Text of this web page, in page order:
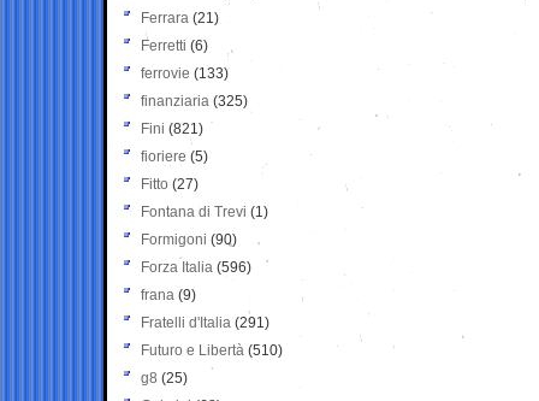
Ferrara (21)
Ferretti (6)
ferrovie (133)
finanziaria (325)
Fini (821)
fioriere (5)
Fitto (27)
Fontana di Trevi (1)
Formigoni (90)
Forza Italia (596)
frana (9)
Fratelli d'Italia (291)
Futuro e Libertà (510)
g8 (25)